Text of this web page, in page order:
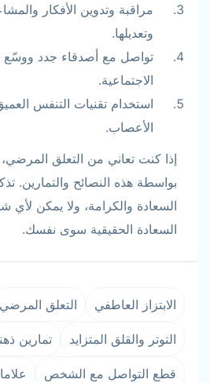
مراقبة وتدوين الأفكار
وتعديلها.
تواصل مع أصدقاء جدد ووسّع
الاجتماعية.
استخدام تقنيات التنفس
الأعصاب.
إذا كنت تعاني من التعلق
بواسطة هذه النصائح والتمارين.
السعادة والكرامة، ولا يمكن
السعادة الحقيقية سوى نفسك.
الابتزاز العاطفي التعلق المرضي
التوتر والقلق المتزايد تمارين
قطع التواصل مع الشخص